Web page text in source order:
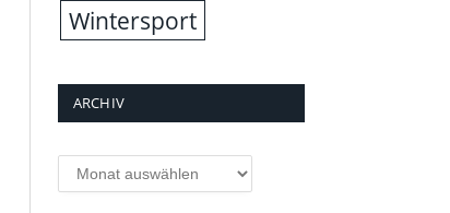
Wintersport
ARCHIV
Archiv